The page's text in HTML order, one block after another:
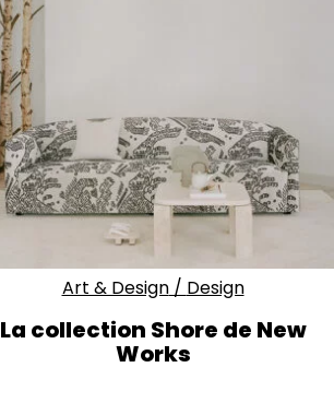
Art & Design/ Design
La collection Shore de New
Works